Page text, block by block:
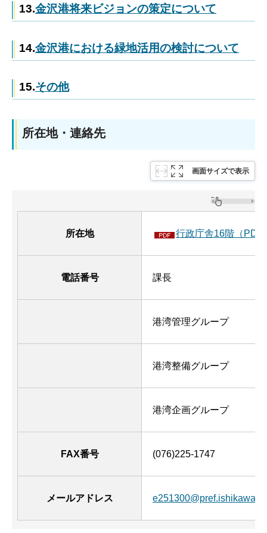
13.金沢港将来ビジョンの策定について
14.金沢港における緑地活用の検討について
15.その他
所在地・連絡先
画面サイズで表示
所在地 行政庁舎16階（PDF
電話番号 課長
港湾管理グループ
港湾整備グループ
港湾企画グループ
FAX番号 (076)225-1747
メールアドレス